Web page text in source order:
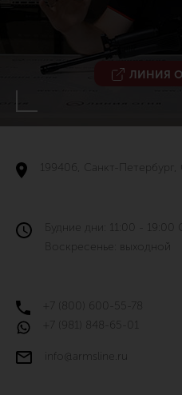
ЛИНИЯ
199406, Санкт-
Будние дни: 11:00 - 19:00
Воскресенье: выходной
+7 (800) 600-55-78
+7 (981) 848-65-01
info@armsline.ru